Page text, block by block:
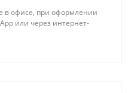
в офисе, при оформлении
или через интернет-